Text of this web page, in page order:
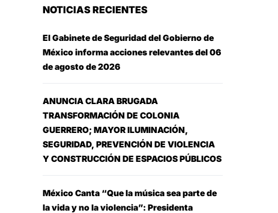
NOTICIAS RECIENTES
El Gabinete de Seguridad del Gobierno de
México informa acciones relevantes del 06
de agosto de 2026
ANUNCIA CLARA BRUGADA
TRANSFORMACIÓN DE COLONIA
GUERRERO; MAYOR ILUMINACIÓN,
SEGURIDAD, PREVENCIÓN DE VIOLENCIA
Y CONSTRUCCIÓN DE ESPACIOS PÚBLICOS
México Canta “Que la música sea parte de
la vida y no la violencia”: Presidenta